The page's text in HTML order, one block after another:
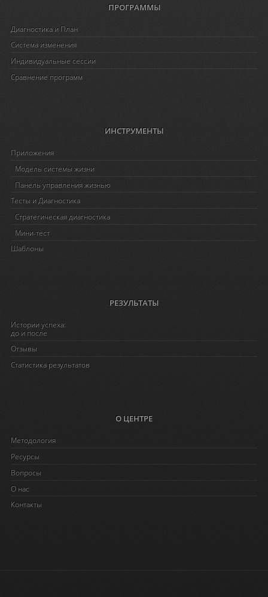
ПРОГРАММЫ
Диагностика и План
Система изменения
Индивидуальные сессии
Сравнение программ
ИНСТРУМЕНТЫ
Приложения
Модель системы жизни
Панель управления жизнью
Тесты и Диагностика
Стратегическая диагностика
Мини-тест
Шаблоны
РЕЗУЛЬТАТЫ
Истории успеха:
до и после
Отзывы
Статистика результатов
О ЦЕНТРЕ
Методология
Ресурсы
Вопросы
O нас
Контакты